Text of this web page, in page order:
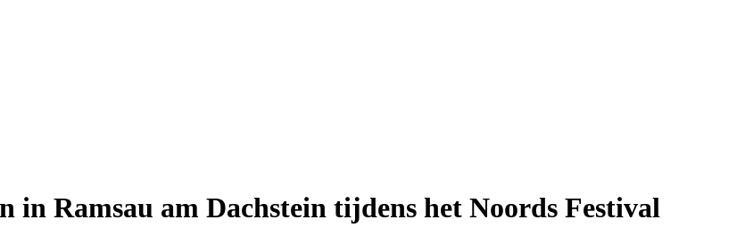
in Ramsau am Dachstein tijdens het Noords Festival